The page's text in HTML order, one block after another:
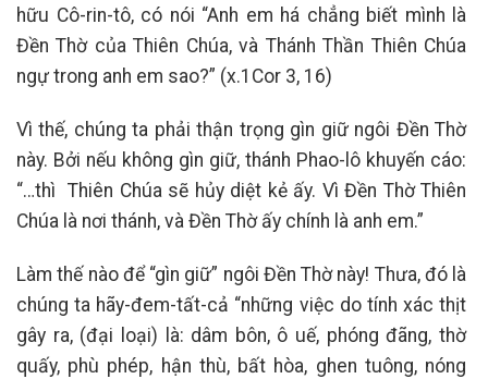
hữu Cô-rin-tô, có nói “Anh em há chẳng biết mình là
Đền Thờ của Thiên Chúa, và Thánh Thần Thiên Chúa
ngự trong anh em sao?” (x.1Cor 3, 16)
Vì thế, chúng ta phải thận trọng gìn giữ ngôi Đền Thờ
này. Bởi nếu không gìn giữ, thánh Phao-lô khuyến cáo:
“…thì Thiên Chúa sẽ hủy diệt kẻ ấy. Vì Đền Thờ Thiên
Chúa là nơi thánh, và Đền Thờ ấy chính là anh em.”
Làm thế nào để “gìn giữ” ngôi Đền Thờ này! Thưa, đó là
chúng ta hãy-đem-tất-cả “những việc do tính xác thịt
gây ra, (đại loại) là: dâm bôn, ô uế, phóng đãng, thờ
quấy, phù phép, hận thù, bất hòa, ghen tuông, nóng